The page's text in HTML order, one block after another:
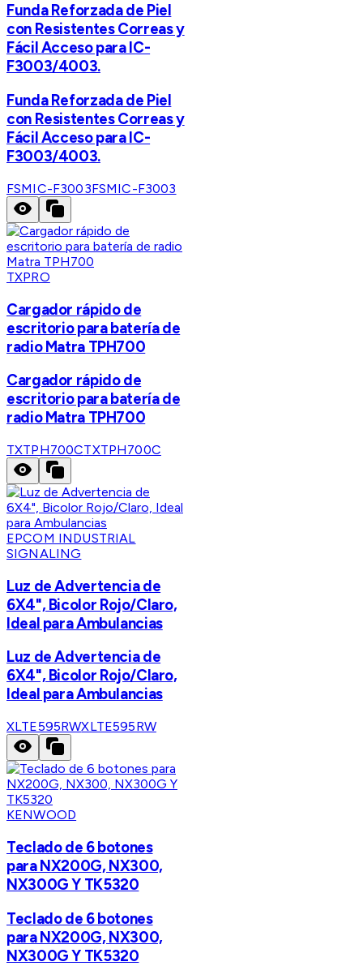
Funda Reforzada de Piel
con Resistentes Correas y
Fácil Acceso para IC-
F3003/4003.
Funda Reforzada de Piel
con Resistentes Correas y
Fácil Acceso para IC-
F3003/4003.
FSMIC-F3003FSMIC-F3003
TXPRO
Cargador rápido de
escritorio para batería de
radio Matra TPH700
Cargador rápido de
escritorio para batería de
radio Matra TPH700
TXTPH700CTXTPH700C
EPCOM INDUSTRIAL
SIGNALING
Luz de Advertencia de
6X4", Bicolor Rojo/Claro,
Ideal para Ambulancias
Luz de Advertencia de
6X4", Bicolor Rojo/Claro,
Ideal para Ambulancias
XLTE595RWXLTE595RW
KENWOOD
Teclado de 6 botones
para NX200G, NX300,
NX300G Y TK5320
Teclado de 6 botones
para NX200G, NX300,
NX300G Y TK5320